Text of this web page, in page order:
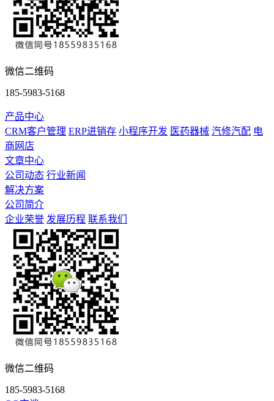
微信二维码
185-5983-5168
产品中心
CRM客户管理 ERP进销存 小程序开发 医药器械 汽修汽配 电
商网店
文章中心
公司动态 行业新闻
解决方案
公司简介
企业荣誉 发展历程 联系我们
微信二维码
185-5983-5168